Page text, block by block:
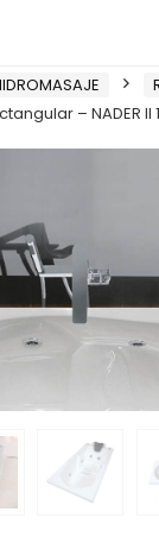
– NADER II